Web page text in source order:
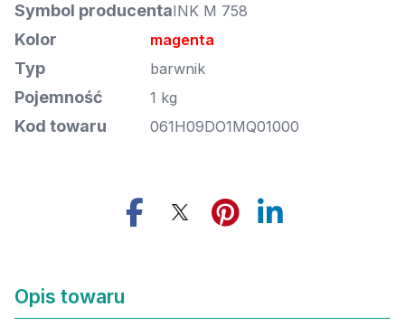
Symbol producentaINK M 758
Kolor magenta
Typ barwnik
Pojemność 1 kg
Kod towaru 061H09DO1MQ01000
Opis towaru